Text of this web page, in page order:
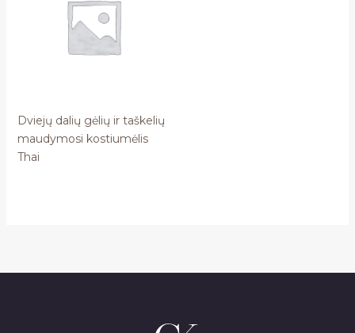
Dviejų dalių gėlių ir taškelių
maudymosi kostiumėlis
Thai